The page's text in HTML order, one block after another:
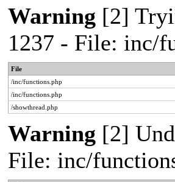
Warning [2]
1237 - File: inc/
File
/inc/functions.php
/inc/functions.php
/showthread.php
Warning [2]
File: inc/